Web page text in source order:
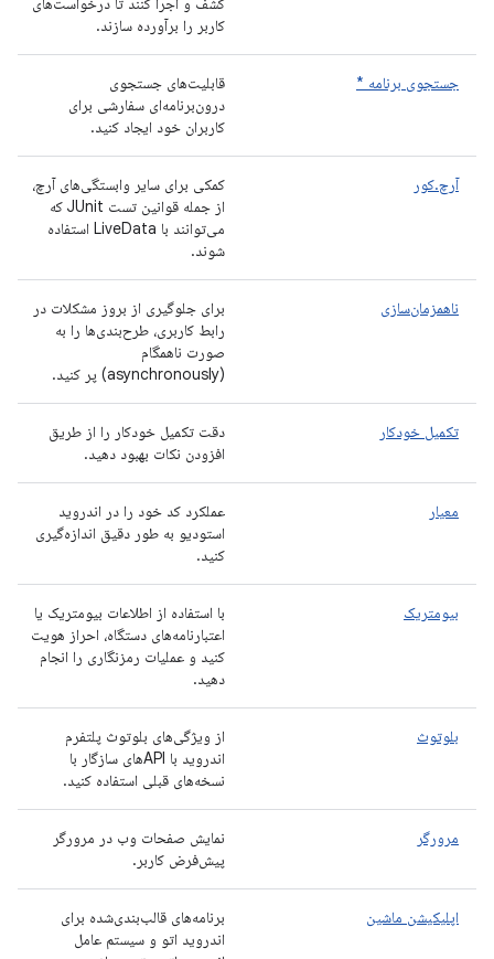
کاربر را برآورده سازند.
جستجوی برنامه *
قابلیت‌های جستجوی
درون‌برنامه‌ای سفارشی برای
کاربران خود ایجاد کنید.
آرچ.کور
کمکی برای سایر وابستگی‌های آرچ،
از جمله قوانین تست JUnit که
می‌توانند با LiveData استفاده
شوند.
ناهمزمان‌سازی
برای جلوگیری از بروز مشکلات در
رابط کاربری، طرح‌بندی‌ها را به
صورت ناهمگام
(asynchronously) پر کنید.
تکمیل خودکار
دقت تکمیل خودکار را از طریق
افزودن نکات بهبود دهید.
معیار
عملکرد کد خود را در اندروید
استودیو به طور دقیق اندازه‌گیری
کنید.
بیومتریک
با استفاده از اطلاعات بیومتریک یا
اعتبارنامه‌های دستگاه، احراز هویت
کنید و عملیات رمزنگاری را انجام
دهید.
بلوتوث
از ویژگی‌های بلوتوث پلتفرم
اندروید با APIهای سازگار با
نسخه‌های قبلی استفاده کنید.
مرورگر
نمایش صفحات وب در مرورگر
پیش‌فرض کاربر.
اپلیکیشن ماشین
برنامه‌های قالب‌بندی‌شده برای
اندروید اتو و سیستم عامل